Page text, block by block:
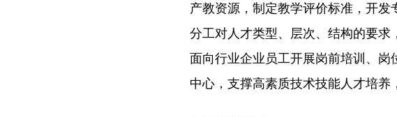
产教资源，制定教学评价标准，开
分工对人才类型、层次、结构的要求
面向行业企业员工开展岗前培训、
中心，支撑高素质技术技能人才培养